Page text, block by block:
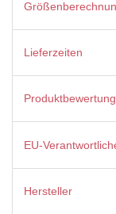
Lieferzeiten
EU-
Hersteller